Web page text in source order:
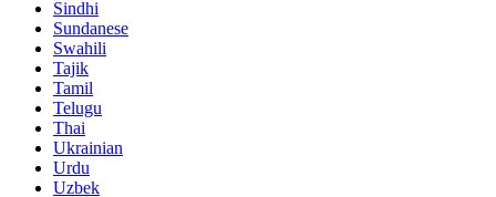
Sindhi
Sundanese
Swahili
Tajik
Tamil
Telugu
Thai
Ukrainian
Urdu
Uzbek